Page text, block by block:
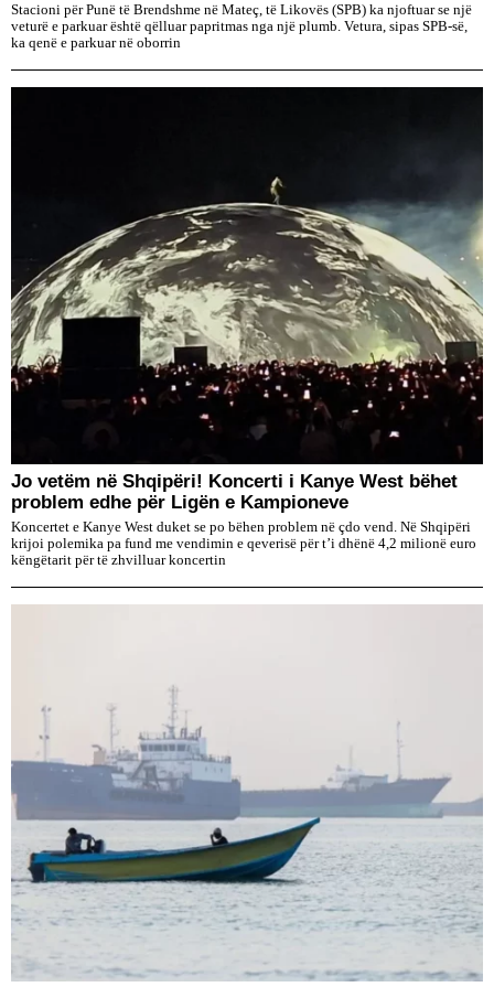
Stacioni për Punë të Brendshme në Mateç, të Likovës (SPB) ka njoftuar se një
veturë e parkuar është qëlluar papritmas nga një plumb. Vetura, sipas SPB-së,
ka qenë e parkuar në oborrin
Jo vetëm në Shqipëri! Koncerti i Kanye West bëhet
problem edhe për Ligën e Kampioneve
Koncertet e Kanye West duket se po bëhen problem në çdo vend. Në Shqipëri
krijoi polemika pa fund me vendimin e qeverisë për t’i dhënë 4,2 milionë euro
këngëtarit për të zhvilluar koncertin